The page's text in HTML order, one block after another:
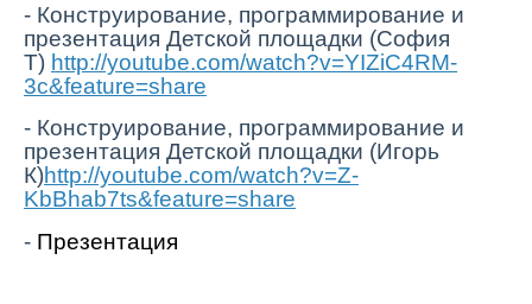
- Конструирование, программирование и
презентация Детской площадки (София
Т) http://youtube.com/watch?v=YIZiC4RM-
3c&feature=share
- Конструирование, программирование и
презентация Детской площадки (Игорь
К)http://youtube.com/watch?v=Z-
KbBhab7ts&feature=share
- Презентация